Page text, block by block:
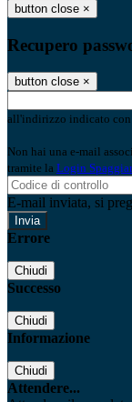
button close ×
Recupero
button close ×
all'indirizzo indicato con
Non hai una e-mail
tramite la Login
E-mail inviata, si
Errore
Chiudi
Successo
Chiudi
Informazione
Chiudi
Attendere...